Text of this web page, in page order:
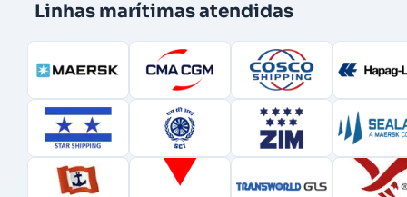
Linhas marítimas atendidas